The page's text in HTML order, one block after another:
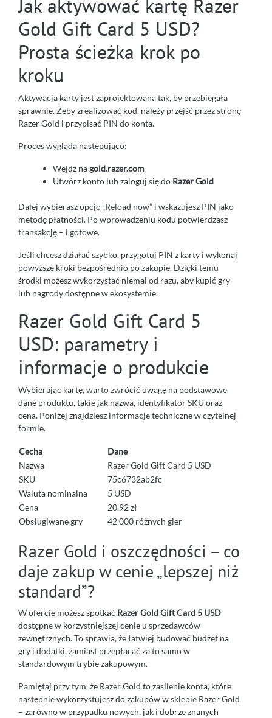
Jak aktywować kartę Razer
Gold Gift Card 5 USD?
Prosta ścieżka krok po
kroku
Aktywacja karty jest zaprojektowana tak, by przebiegała
sprawnie. Żeby zrealizować kod, należy przejść przez stronę
Razer Gold i przypisać PIN do konta.
Proces wygląda następująco:
Wejdź nagold.razer.com
Utwórz konto lub zaloguj się do Razer Gold
Dalej wybierasz opcję „Reload now” i wskazujesz PIN jako
metodę płatności. Po wprowadzeniu kodu potwierdzasz
transakcję – i gotowe.
Jeśli chcesz działać szybko, przygotuj PIN z karty i wykonaj
powyższe kroki bezpośrednio po zakupie. Dzięki temu
środki możesz wykorzystać niemal od razu, aby kupić gry
lub nagrody dostępne w ekosystemie.
Razer Gold Gift Card 5
USD: parametry i
informacje o produkcie
Wybierając kartę, warto zwrócić uwagę na podstawowe
dane produktu, takie jak nazwa, identyfikator SKU oraz
cena. Poniżej znajdziesz informacje techniczne w czytelnej
formie.
Cecha
Dane
Nazwa
Razer Gold Gift Card 5 USD
SKU
75c6732ab2fc
Waluta nominalna
5 USD
Cena
20.92 zł
Obsługiwane gry
42 000 różnych gier
Razer Gold i oszczędności – co
daje zakup w cenie „lepszej niż
standard”?
W ofercie możesz spotkać Razer Gold Gift Card 5 USD
dostępne w korzystniejszej cenie u sprzedawców
zewnętrznych. To sprawia, że łatwiej budować budżet na
gry i dodatki, zamiast przepłacać za to samo w
standardowym trybie zakupowym.
Pamiętaj przy tym, że Razer Gold to zasilenie konta, które
następnie wykorzystujesz do zakupów w sklepie Razer Gold
– zarówno w przypadku nowych, jak i dobrze znanych